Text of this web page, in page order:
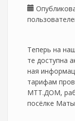
Теперь на
те доступна
ная
тарифам
МТТ.ДОМ,
посёлке